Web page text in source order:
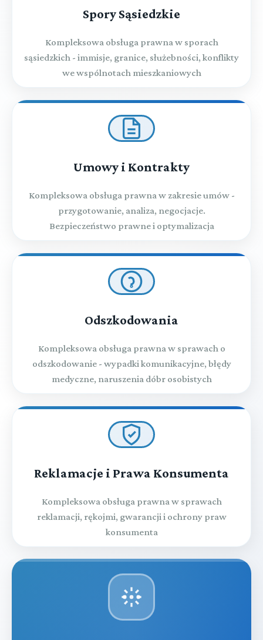
Spory Sąsiedzkie
Kompleksowa obsługa prawna w sporach
sąsiedzkich - immisje, granice, służebności, konflikty
we wspólnotach mieszkaniowych
Umowy i Kontrakty
Kompleksowa obsługa prawna w zakresie umów -
przygotowanie, analiza, negocjacje.
Bezpieczeństwo prawne i optymalizacja
Odszkodowania
Kompleksowa obsługa prawna w sprawach o
odszkodowanie - wypadki komunikacyjne, błędy
medyczne, naruszenia dóbr osobistych
Reklamacje i Prawa Konsumenta
Kompleksowa obsługa prawna w sprawach
reklamacji, rękojmi, gwarancji i ochrony praw
konsumenta